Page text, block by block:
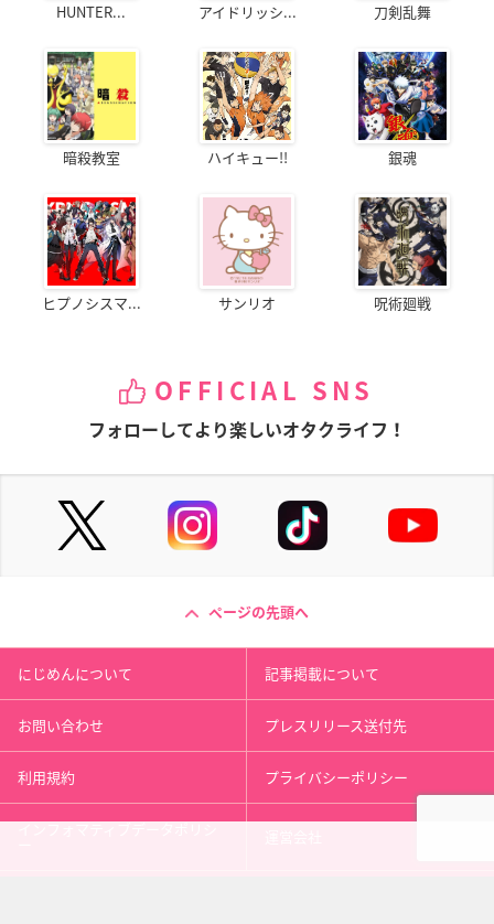
HUNTER... アイドリッシ... 刀剣乱舞
暗殺教室 ハイキュー!! 銀魂
ヒプノシスマ... サンリオ 呪術廻戦
OFFICIAL SNS
フォローしてより楽しいオタクライフ！
ページの先頭へ
にじめんについて 記事掲載について
お問い合わせ プレスリリース送付先
利用規約 プライバシーポリシー
インフォマティブデータポリシ